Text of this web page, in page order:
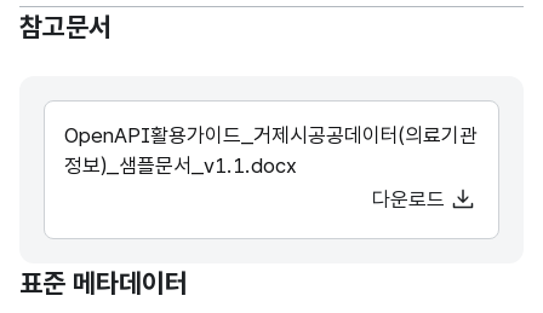
참고문서
OpenAPI활용가이드_거제시공공데이터(의료기관
정보)_샘플문서_v1.1.docx
다운로드
표준 메타데이터